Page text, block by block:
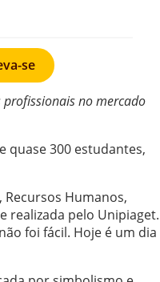
se
no mercado
quase 300 estudantes,
Humanos,
realizada pelo Unipiaget.
foi fácil. Hoje é um dia